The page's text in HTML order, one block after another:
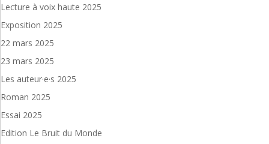
Lecture à voix haute 2025
Exposition 2025
22 mars 2025
23 mars 2025
Les auteur·e·s 2025
Roman 2025
Essai 2025
Edition Le Bruit du Monde